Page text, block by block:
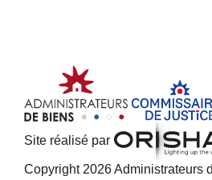
Site réalisé par
Copyright 2026 Administrateurs